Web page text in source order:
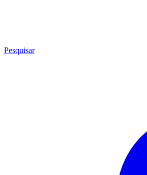
Pesquisar